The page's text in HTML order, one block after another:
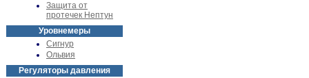
Защита от
протечек Нептун
Уровнемеры
Сигнур
Ольвия
Регуляторы давления